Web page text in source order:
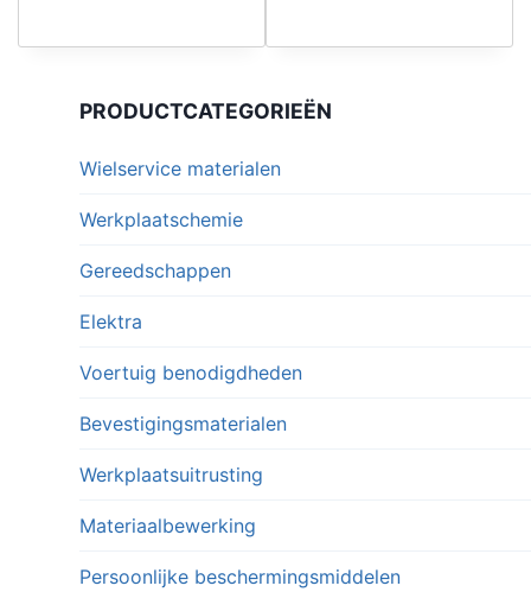
PRODUCTCATEGORIEËN
Wielservice materialen
Werkplaatschemie
Gereedschappen
Elektra
Voertuig benodigdheden
Bevestigingsmaterialen
Werkplaatsuitrusting
Materiaalbewerking
Persoonlijke beschermingsmiddelen